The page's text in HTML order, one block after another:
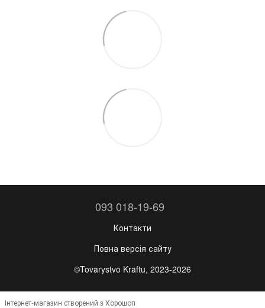
093 018-19-69
Контакти
Повна версія сайту
©Tovarystvo Kraftu, 2023-2026
Інтернет-магазин створений з Хорошоп